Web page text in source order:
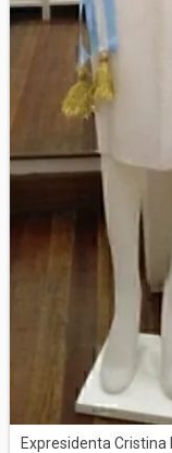
Expresidenta Cristina